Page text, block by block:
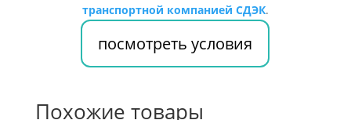
транспортной компанией СДЭК.
посмотреть условия
Похожие товары